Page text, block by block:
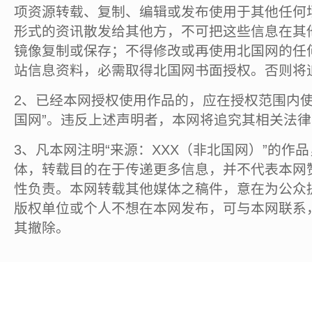
项资源转载、复制、编辑或发布使用于其他任
形式的资讯散发给其他方，不可把这些信息在
镜像复制或保存；不得修改或再使用北国网的
站信息资料，必需取得北国网书面授权。否则将
2、已经本网授权使用作品的，应在授权范围内
国网”。违反上述声明者，本网将追究其相关法
3、凡本网注明“来源：XXX（非北国网）”的作
体，转载目的在于传递更多信息，并不代表本
性负责。本网转载其他媒体之稿件，意在为公
版权单位或个人不想在本网发布，可与本网联
其撤除。